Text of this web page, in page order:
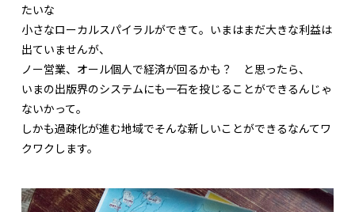
たいな
小さなローカルスパイラルができて。いまはまだ大きな利益は
出ていませんが、
ノー営業、オール個人で経済が回るかも？ と思ったら、
いまの出版界のシステムにも一石を投じることができるんじゃ
ないかって。
しかも過疎化が進む地域でそんな新しいことができるなんてワ
クワクします。